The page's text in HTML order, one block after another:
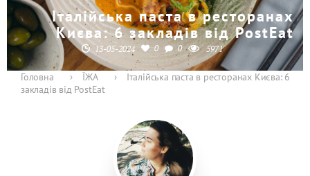
Італійська паста в ресторанах
Києва: 6 закладів від PostEat
13-05-2024 0 0 5971
Головна › ЇЖА ›
Італійська паста в ресторанах Києва: 6
закладів від PostEat